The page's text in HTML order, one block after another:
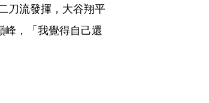
刀流發揮，大谷翔平
峰，「我覺得自己還